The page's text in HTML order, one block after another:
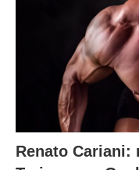
Renato Cariani: